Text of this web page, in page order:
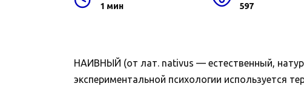
1 мин 597
НАИВНЫЙ (от лат. nativus — естественный,
экспериментальной психологии используется